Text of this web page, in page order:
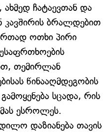
ახმედ ჩატაევთან და
კავშირის ბრალდებით
ოთხი პირი
თემირლან
წინააღმდეგობის
სცადა, რის
ესროლეს.
დაზიანება თავის